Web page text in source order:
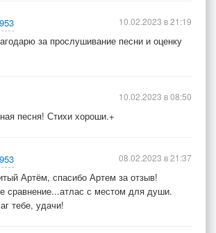
за прослушивание песни и оценку
10.02.2023 в 21:19
песня! Стихи хороши.+
10.02.2023 в 08:50
Артём, спасибо Артем за отзыв!
сравнение...атлас с местом для души.
тебе, удачи!
08.02.2023 в 21:37